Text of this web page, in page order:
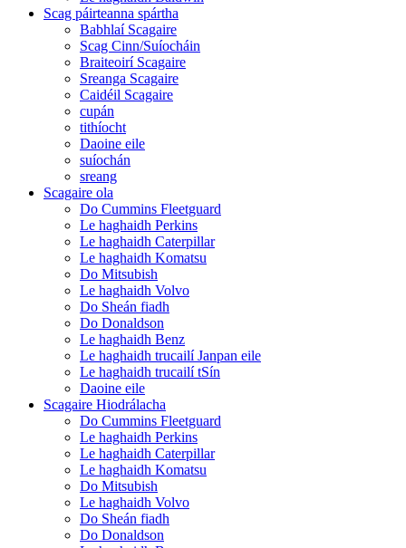
Scag páirteanna spártha
Babhlaí Scagaire
Scag Cinn/Suíocháin
Braiteoirí Scagaire
Sreanga Scagaire
Caidéil Scagaire
cupán
tithíocht
Daoine eile
suíochán
sreang
Scagaire ola
Do Cummins Fleetguard
Le haghaidh Perkins
Le haghaidh Caterpillar
Le haghaidh Komatsu
Do Mitsubish
Le haghaidh Volvo
Do Sheán fiadh
Do Donaldson
Le haghaidh Benz
Le haghaidh trucailí Janpan eile
Le haghaidh trucailí tSín
Daoine eile
Scagaire Hiodrálacha
Do Cummins Fleetguard
Le haghaidh Perkins
Le haghaidh Caterpillar
Le haghaidh Komatsu
Do Mitsubish
Le haghaidh Volvo
Do Sheán fiadh
Do Donaldson